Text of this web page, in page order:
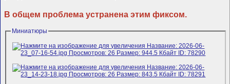
В общем проблема устранена этим фиксом.
Миниатюры